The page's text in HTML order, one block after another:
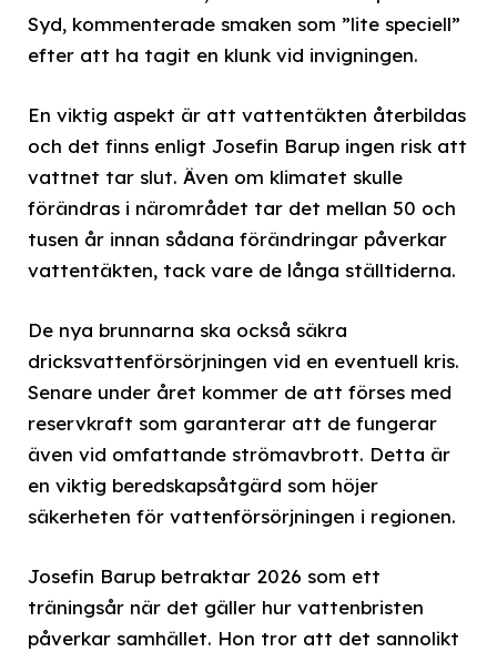
Syd, kommenterade smaken som ”lite speciell”
efter att ha tagit en klunk vid invigningen.
En viktig aspekt är att vattentäkten återbildas
och det finns enligt Josefin Barup ingen risk att
vattnet tar slut. Även om klimatet skulle
förändras i närområdet tar det mellan 50 och
tusen år innan sådana förändringar påverkar
vattentäkten, tack vare de långa ställtiderna.
De nya brunnarna ska också säkra
dricksvattenförsörjningen vid en eventuell kris.
Senare under året kommer de att förses med
reservkraft som garanterar att de fungerar
även vid omfattande strömavbrott. Detta är
en viktig beredskapsåtgärd som höjer
säkerheten för vattenförsörjningen i regionen.
Josefin Barup betraktar 2026 som ett
träningsår när det gäller hur vattenbristen
påverkar samhället. Hon tror att det sannolikt